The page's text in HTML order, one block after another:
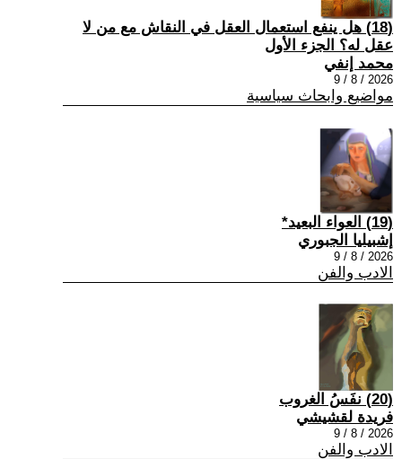
(18) هل ينفع استعمال العقل في النقاش مع من لا
عقل له؟ الجزء الأول
محمد إنفي
2026 / 8 / 9
مواضيع وابحاث سياسية
(19) العواء البعيد*
إشبيليا الجبوري
2026 / 8 / 9
الادب والفن
(20) نفَسُ الغروب
فريدة لقشيشي
2026 / 8 / 9
الادب والفن